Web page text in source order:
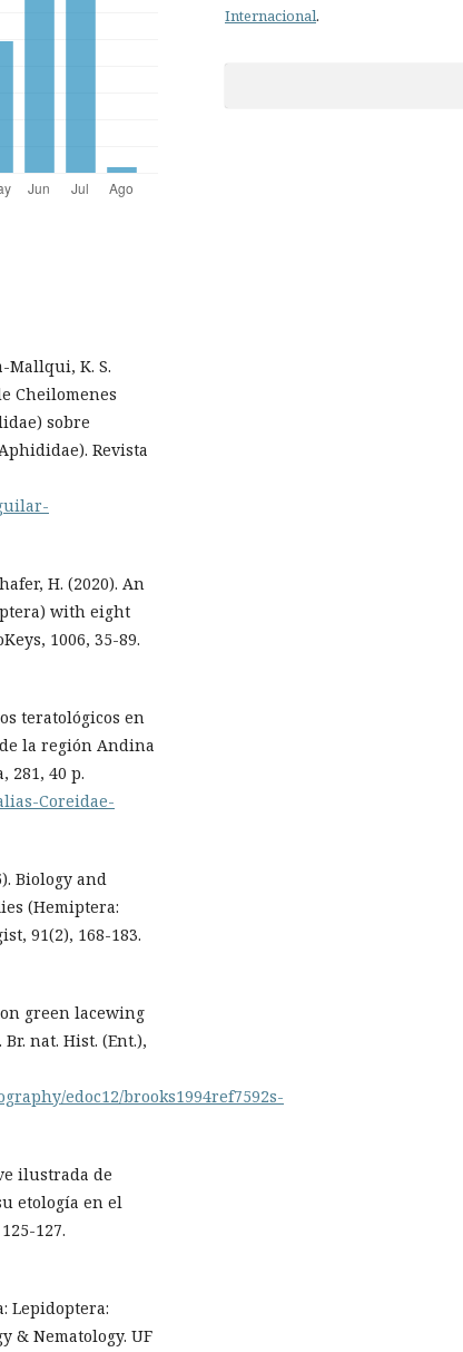
Mallqui, K. S.
Cheilomenes
sobre
Revista
H. (2020). An
with eight
1006, 35-89.
teratológicos en
la región Andina
281, 40 p.
Coreidae-
Biology and
(Hemiptera:
91(2), 168-183.
green lacewing
nat. Hist. (Ent.),
edoc12/brooks1994ref7592s-
ilustrada de
etología en el
127.
Lepidoptera:
& Nematology. UF
Internacional.